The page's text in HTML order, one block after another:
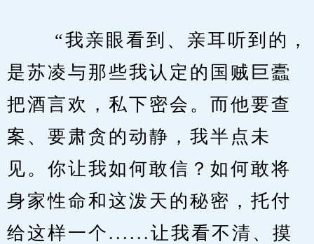
“我亲眼看到、亲耳听到的，
是苏凌与那些我认定的国贼巨蠹
把酒言欢，私下密会。而他要查
案、要肃贪的动静，我半点未
见。你让我如何敢信？如何敢将
身家性命和这泼天的秘密，托付
给这样一个......让我看不清、摸